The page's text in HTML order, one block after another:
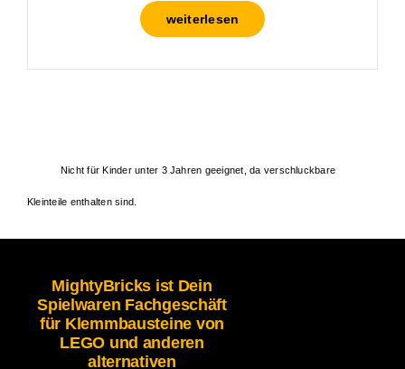
weiterlesen
Nicht für Kinder unter 3 Jahren geeignet, da verschluckbare
Kleinteile enthalten sind.
MightyBricks ist Dein
Spielwaren Fachgeschäft
für Klemmbausteine von
LEGO und anderen
alternativen